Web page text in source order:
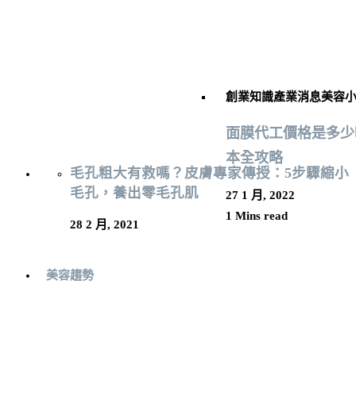
創業知識產業消息美容
面膜代工價格是多
本全攻略
27 1 月, 2022
1 Mins read
美容趨勢
毛孔粗大有救嗎？皮膚專家傳授：5步驟縮小
毛孔，養出零毛孔肌
28 2 月, 2021